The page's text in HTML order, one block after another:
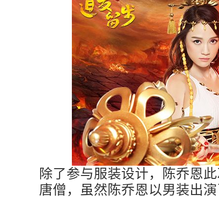
除了参与服装设计，陈乔恩
唐僧，虽然陈乔恩以男装出